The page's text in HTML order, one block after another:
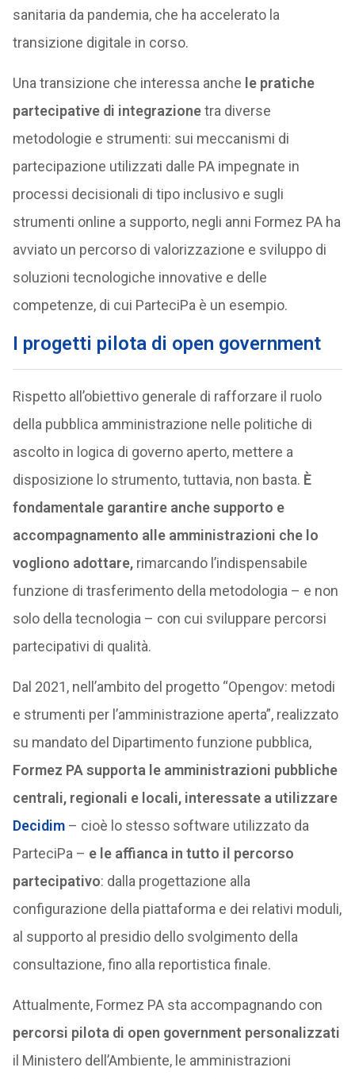
sanitaria da pandemia, che ha accelerato la
transizione digitale in corso.
Una transizione che interessa anche le pratiche
partecipative di integrazionetra diverse
metodologie e strumenti: sui meccanismi di
partecipazione utilizzati dalle PA impegnate in
processi decisionali di tipo inclusivo e sugli
strumenti online a supporto, negli anni Formez PA ha
avviato un percorso di valorizzazione e sviluppo di
soluzioni tecnologiche innovative e delle
competenze, di cui ParteciPa è un esempio.
I progetti pilota di open government
Rispetto all’obiettivo generale di rafforzare il ruolo
della pubblica amministrazione nelle politiche di
ascolto in logica di governo aperto, mettere a
disposizione lo strumento, tuttavia, non basta. È
fondamentale garantire anche supporto e
accompagnamento alle amministrazioni che lo
vogliono adottare,rimarcando l’indispensabile
funzione di trasferimento della metodologia – e non
solo della tecnologia – con cui sviluppare percorsi
partecipativi di qualità.
Dal 2021, nell’ambito del progetto “Opengov: metodi
e strumenti per l’amministrazione aperta”, realizzato
su mandato del Dipartimento funzione pubblica,
Formez PA supporta le amministrazioni pubbliche
centrali, regionali e locali, interessate a utilizzare
Decidim– cioè lo stesso software utilizzato da
ParteciPa – e le affianca in tutto il percorso
partecipativo: dalla progettazione alla
configurazione della piattaforma e dei relativi moduli,
al supporto al presidio dello svolgimento della
consultazione, fino alla reportistica finale.
Attualmente, Formez PA sta accompagnando con
percorsi pilota di open government personalizzati
il Ministero dell’Ambiente, le amministrazioni